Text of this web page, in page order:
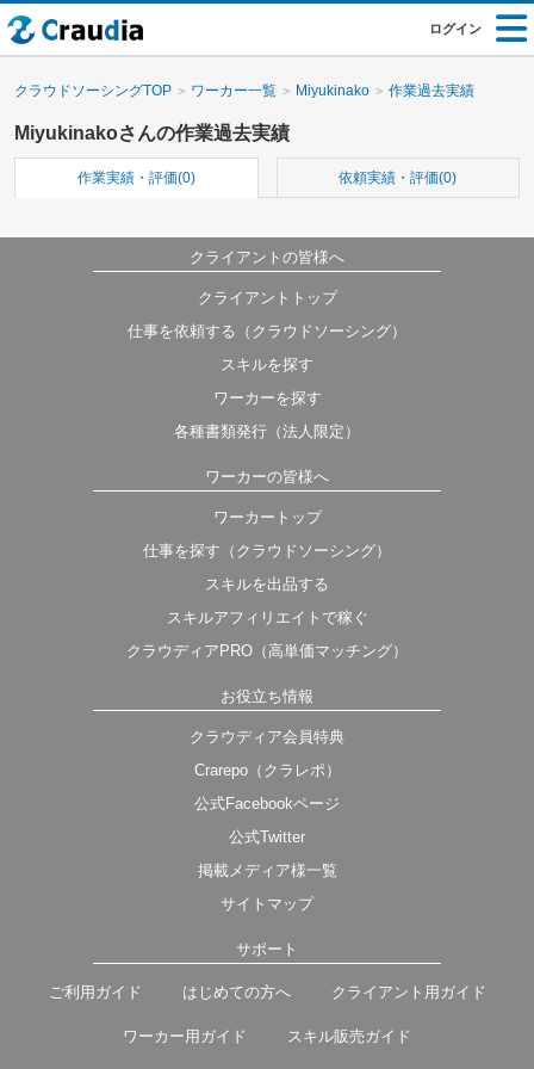
ログイン
クラウドソーシングTOP ワーカー一覧 Miyukinako 作業過去実績
Miyukinakoさんの作業過去実績
作業実績・評価(0) 依頼実績・評価(0)
クライアントの皆様へ
クライアントトップ
仕事を依頼する（クラウドソーシング）
スキルを探す
ワーカーを探す
各種書類発行（法人限定）
ワーカーの皆様へ
ワーカートップ
仕事を探す（クラウドソーシング）
スキルを出品する
スキルアフィリエイトで稼ぐ
クラウディアPRO（高単価マッチング）
お役立ち情報
クラウディア会員特典
Crarepo（クラレポ）
公式Facebookページ
公式Twitter
掲載メディア様一覧
サイトマップ
サポート
ご利用ガイド はじめての方へ クライアント用ガイド
ワーカー用ガイド スキル販売ガイド